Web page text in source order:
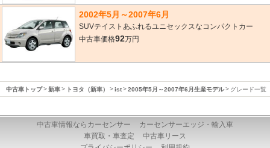
2002年5月～2007年6月
SUVテイストあふれるユニセックスなコンパクトカー
中古車価格92万円
中古車トップ 新車 トヨタ（新車） ist 2005年5月～2007年6月生産モデル グレード一覧
中古車情報ならカーセンサー
カーセンサーエッジ・輸入車
車買取・車査定
中古車リース